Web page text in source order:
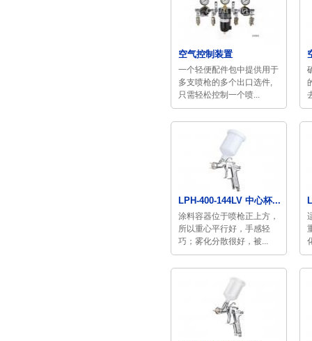
空气控制装置
一个轻便配件包中提供用于
多支喷枪的多个出口选件,
只需轻松控制一个喷...
LPH-400-144LV 中心杯...
涂料容器位于喷枪正上方，
所以重心平行好，手感轻
巧；雾化分散很好，被...